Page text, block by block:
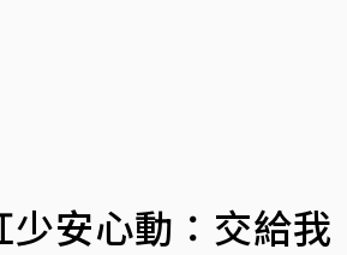
安心動：交給我